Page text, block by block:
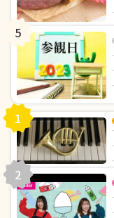
5
1
2